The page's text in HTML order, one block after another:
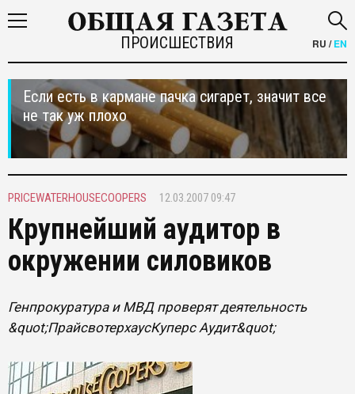
ПРОИСШЕСТВИЯ RU /EN
Если есть в кармане пачка сигарет, значит все
не так уж плохо
PRICEWATERHOUSECOOPERS 12.03.2007 09:47
Крупнейший аудитор в
окружении силовиков
Генпрокуратура и МВД проверят деятельность
&quot;ПрайсвотерхаусКуперс Аудит&quot;